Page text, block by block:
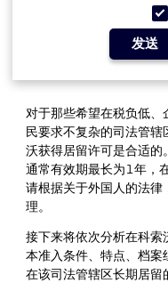
发送
对于那些希望在税负低
民要求不复杂的司法管
沃获得居留许可是合适的
通常有效期最长为1年，
请根据关于外国人的法
理。
接下来将依次分析在科
本准入条件、特点、档
在该司法管辖区长期居留